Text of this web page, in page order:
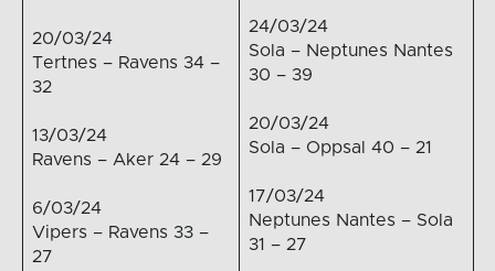
20/03/24
Tertnes – Ravens 34 –
32
13/03/24
Ravens – Aker 24 – 29
6/03/24
Vipers – Ravens 33 –
27
24/03/24
Sola – Neptunes Nantes
30 – 39
20/03/24
Sola – Oppsal 40 – 21
17/03/24
Neptunes Nantes – Sola
31 – 27